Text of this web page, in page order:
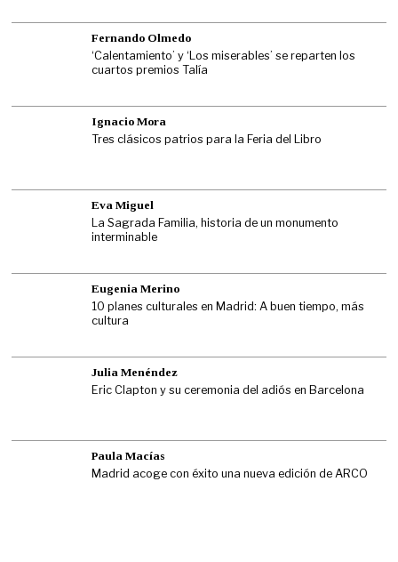
Fernando Olmedo
‘Calentamiento’ y ‘Los miserables’ se reparten los
cuartos premios Talía
Ignacio Mora
Tres clásicos patrios para la Feria del Libro
Eva Miguel
La Sagrada Familia, historia de un monumento
interminable
Eugenia Merino
10 planes culturales en Madrid: A buen tiempo, más
cultura
Julia Menéndez
Eric Clapton y su ceremonia del adiós en Barcelona
Paula Macías
Madrid acoge con éxito una nueva edición de ARCO